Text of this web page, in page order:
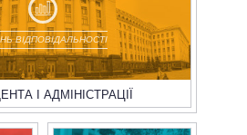
ВІДПОВІДАЛЬНОСТІ
І АДМІНІСТРАЦІЇ